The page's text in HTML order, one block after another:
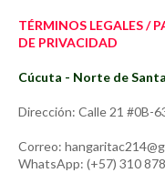
TÉRMINOS LEGALES /
DE PRIVACIDAD
Cúcuta - Norte de
Dirección: Calle 21 #0B-
Correo:
WhatsApp: (+57) 310